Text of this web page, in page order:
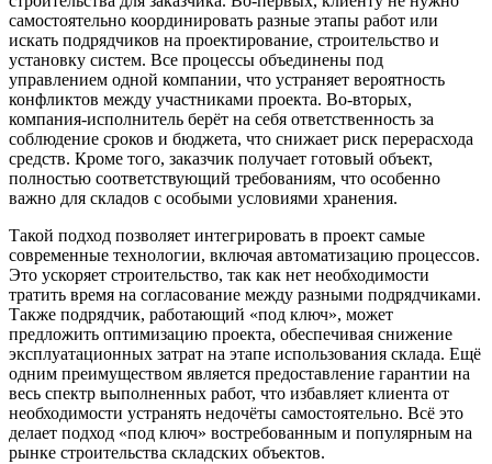
самостоятельно координировать разные этапы работ или
искать подрядчиков на проектирование, строительство и
установку систем. Все процессы объединены под
управлением одной компании, что устраняет вероятность
конфликтов между участниками проекта. Во-вторых,
компания-исполнитель берёт на себя ответственность за
соблюдение сроков и бюджета, что снижает риск перерасхода
средств. Кроме того, заказчик получает готовый объект,
полностью соответствующий требованиям, что особенно
важно для складов с особыми условиями хранения.
Такой подход позволяет интегрировать в проект самые
современные технологии, включая автоматизацию процессов.
Это ускоряет строительство, так как нет необходимости
тратить время на согласование между разными подрядчиками.
Также подрядчик, работающий «под ключ», может
предложить оптимизацию проекта, обеспечивая снижение
эксплуатационных затрат на этапе использования склада. Ещё
одним преимуществом является предоставление гарантии на
весь спектр выполненных работ, что избавляет клиента от
необходимости устранять недочёты самостоятельно. Всё это
делает подход «под ключ» востребованным и популярным на
рынке строительства складских объектов.